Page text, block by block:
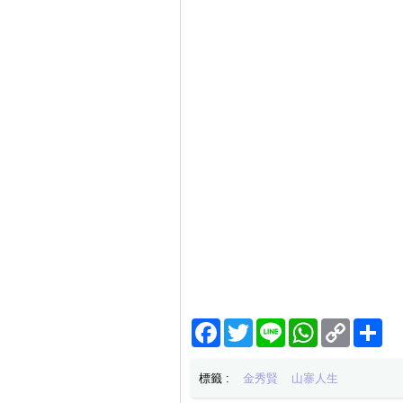
Facebook
TwitterLine WhatsApp
Copy
Link
分
標籤 : 金秀賢 山寨人生